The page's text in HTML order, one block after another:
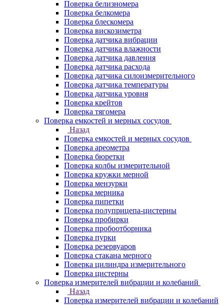
Поверка белизномера
Поверка белкомера
Поверка блескомера
Поверка вискозиметра
Поверка датчика вибрации
Поверка датчика влажности
Поверка датчика давления
Поверка датчика расхода
Поверка датчика силоизмерительного
Поверка датчика температуры
Поверка датчика уровня
Поверка крейтов
Поверка тягомера
Поверка емкостей и мерных сосудов
Назад
Поверка емкостей и мерных сосудов
Поверка ареометра
Поверка бюретки
Поверка колбы измерительной
Поверка кружки мерной
Поверка мензурки
Поверка мерника
Поверка пипетки
Поверка полуприцепа-цистерны
Поверка пробирки
Поверка пробоотборника
Поверка пурки
Поверка резервуаров
Поверка стакана мерного
Поверка цилиндра измерительного
Поверка цистерны
Поверка измерителей вибрации и колебаний
Назад
Поверка измерителей вибрации и колебаний